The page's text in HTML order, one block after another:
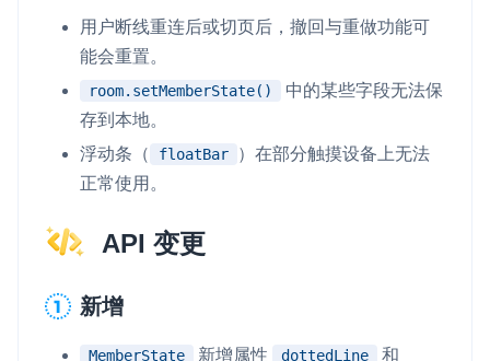
用户断线重连后或切页后，撤回与重做功能可
能会重置。
room.setMemberState()
中的某些字段无法保
存到本地。
浮动条（
floatBar
）在部分触摸设备上无法
正常使用。
API 变更
新增
MemberState 新增属性 dottedLine 和